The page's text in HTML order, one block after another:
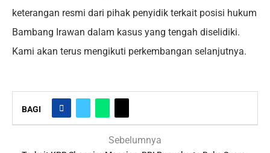
keterangan resmi dari pihak penyidik terkait posisi hukum
Bambang Irawan dalam kasus yang tengah diselidiki.
Kami akan terus mengikuti perkembangan selanjutnya.
BAGI
Sebelumnya